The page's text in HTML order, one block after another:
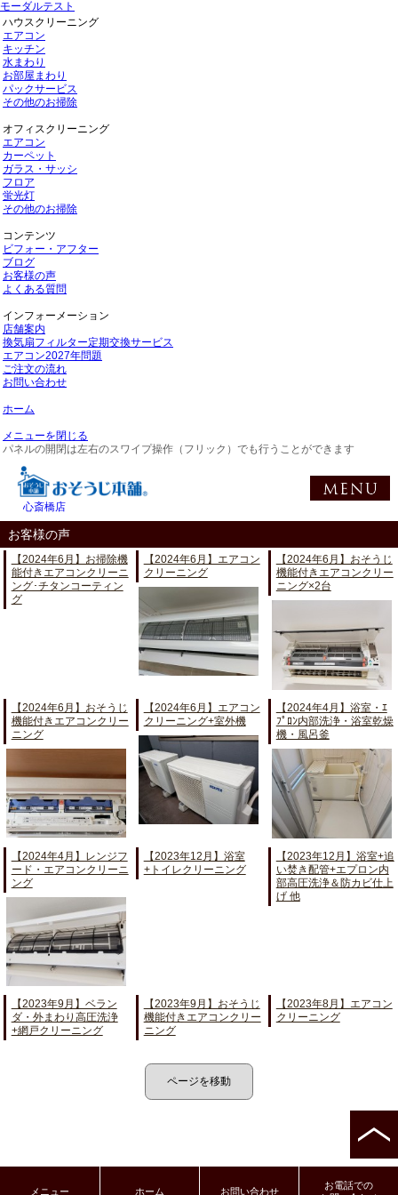
モーダルテスト
ハウスクリーニング
エアコン
キッチン
水まわり
お部屋まわり
パックサービス
その他のお掃除
オフィスクリーニング
エアコン
カーペット
ガラス・サッシ
フロア
蛍光灯
その他のお掃除
コンテンツ
ビフォー・アフター
ブログ
お客様の声
よくある質問
インフォーメーション
店舗案内
換気扇フィルター定期交換サービス
エアコン2027年問題
ご注文の流れ
お問い合わせ
ホーム
メニューを閉じる
パネルの開閉は左右のスワイプ操作（フリック）でも行うことができます
心斎橋店
お客様の声
【2024年6月】お掃除機
能付きエアコンクリーニ
ング･チタンコーティン
グ
【2024年6月】エアコン
クリーニング
【2024年6月】おそうじ
機能付きエアコンクリー
ニング×2台
【2024年6月】おそうじ
機能付きエアコンクリー
ニング
【2024年6月】エアコン
クリーニング+室外機
【2024年4月】浴室・ｴ
ﾌﾟﾛﾝ内部洗浄・浴室乾燥
機・風呂釜
【2024年4月】レンジフ
ード・エアコンクリーニ
ング
【2023年12月】浴室
+トイレクリーニング
【2023年12月】浴室+追
い焚き配管+エプロン内
部高圧洗浄＆防カビ仕上
げ 他
【2023年9月】ベラン
ダ・外まわり高圧洗浄
+網戸クリーニング
【2023年9月】おそうじ
機能付きエアコンクリー
ニング
【2023年8月】エアコン
クリーニング
メニュー ホーム お問い合わせ
お電話での